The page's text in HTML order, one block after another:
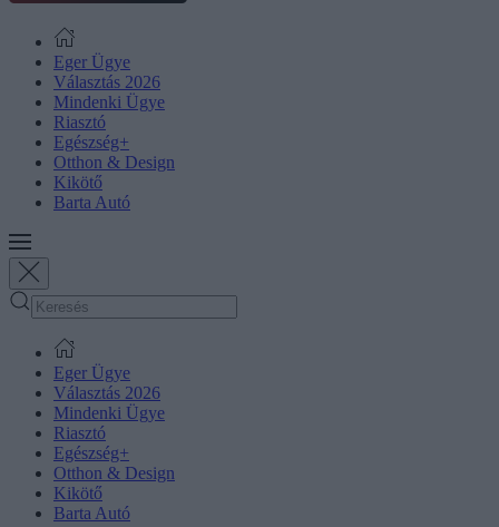
Eger Ügye
Választás 2026
Mindenki Ügye
Riasztó
Egészség+
Otthon & Design
Kikötő
Barta Autó
Eger Ügye
Választás 2026
Mindenki Ügye
Riasztó
Egészség+
Otthon & Design
Kikötő
Barta Autó